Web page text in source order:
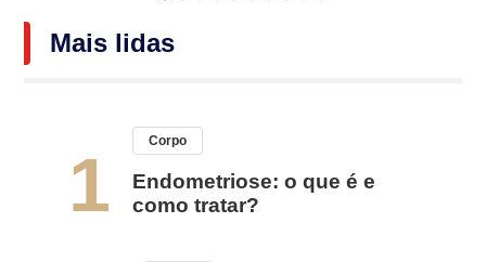
Mais lidas
1
Corpo
Endometriose: o que é e
como tratar?